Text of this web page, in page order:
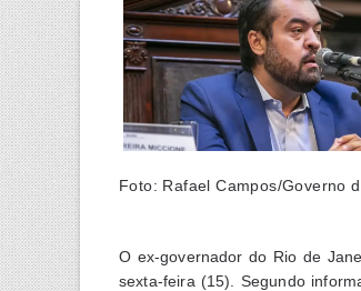
Foto: Rafael Campos/Governo
O ex-governador do Rio de
sexta-feira (15). Segundo